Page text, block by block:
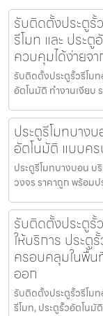
รับติดตั้งประตูรั้
รีโมท และ ประตู
ควบคุมได้ง่ายจ
รับติดตั้งประตูรั้วรีโม
อัตโนมัติ ทำงานเงียบ
ประตูรีโมทบาง
อัตโนมัติ แบบค
ประตูรีโมทบางบอน บ
วงจร ราคาถูก พร้อมป
รับติดตั้งประตูรั้
ให้บริการ ประตู
ครอบคลุมในพื้น
ออก
รับติดตั้งประตูรั้วรีโม
รีโมท, ประตูรั้วอัตโน